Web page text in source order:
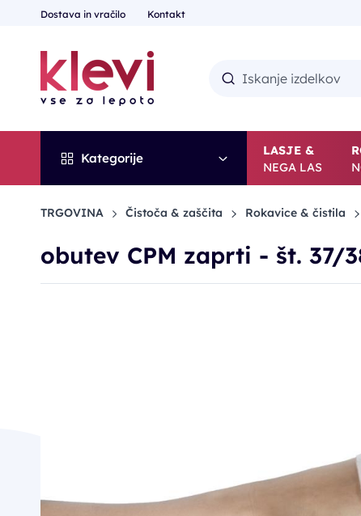
Dostava in vračilo Kontakt
Kategorije
LASJE &
NEGA LAS
TRGOVINA Čistoča & zaščita Rokavice & čistila
obutev CPM zaprti - št. 37/